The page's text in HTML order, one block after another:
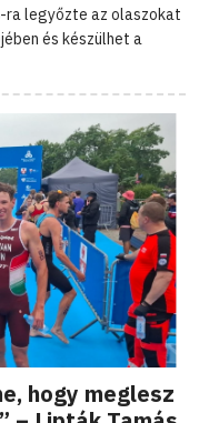
legyőzte az olaszokat
és készülhet a
hogy meglesz